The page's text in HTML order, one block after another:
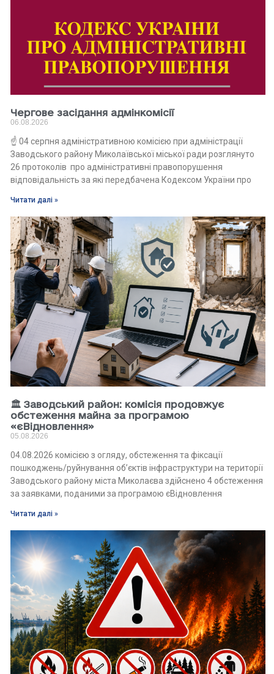
Чергове засідання адмінкомісії
06.08.2026
☝️ 04 серпня адміністративною комісією при адміністрації
Заводського району Миколаївської міської ради розглянуто
26 протоколів про адміністративні правопорушення
відповідальність за які передбачена Кодексом України про
Читати далі »
🏛 Заводський район: комісія продовжує
обстеження майна за програмою
«єВідновлення»
05.08.2026
04.08.2026 комісією з огляду, обстеження та фіксації
пошкоджень/руйнування об’єктів інфраструктури на території
Заводського району міста Миколаєва здійснено 4 обстеження
за заявками, поданими за програмою єВідновлення
Читати далі »